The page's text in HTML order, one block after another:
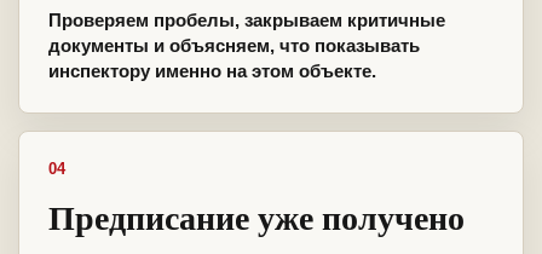
Проверяем пробелы, закрываем критичные
документы и объясняем, что показывать
инспектору именно на этом объекте.
04
Предписание уже получено